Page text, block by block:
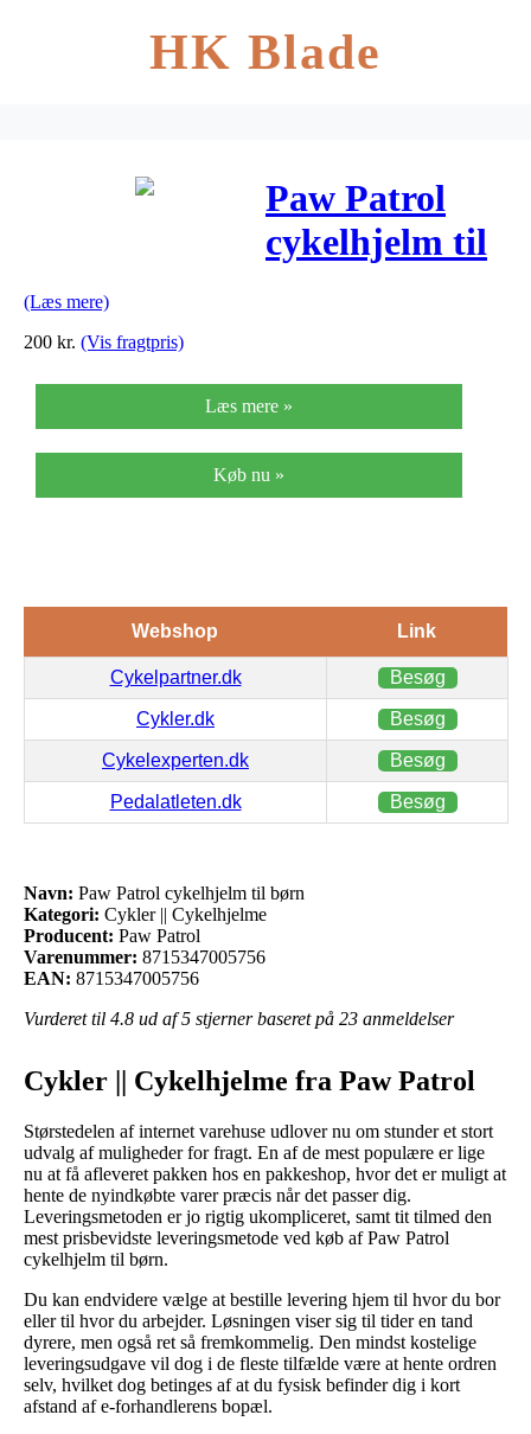
HK Blade
Paw Patrol
cykelhjelm til
(Læs mere)
200 kr. (Vis fragtpris)
Læs mere »
Køb nu »
Webshop Link
Cykelpartner.dk Besøg
Cykler.dk Besøg
Cykelexperten.dk Besøg
Pedalatleten.dk Besøg
Navn: Paw Patrol cykelhjelm til børn
Kategori: Cykler || Cykelhjelme
Producent: Paw Patrol
Varenummer: 8715347005756
EAN: 8715347005756
Vurderet til 4.8 ud af 5 stjerner baseret på 23 anmeldelser
Cykler || Cykelhjelme fra Paw Patrol
Størstedelen af internet varehuse udlover nu om stunder et stort
udvalg af muligheder for fragt. En af de mest populære er lige
nu at få afleveret pakken hos en pakkeshop, hvor det er muligt at
hente de nyindkøbte varer præcis når det passer dig.
Leveringsmetoden er jo rigtig ukompliceret, samt tit tilmed den
mest prisbevidste leveringsmetode ved køb af Paw Patrol
cykelhjelm til børn.
Du kan endvidere vælge at bestille levering hjem til hvor du bor
eller til hvor du arbejder. Løsningen viser sig til tider en tand
dyrere, men også ret så fremkommelig. Den mindst kostelige
leveringsudgave vil dog i de fleste tilfælde være at hente ordren
selv, hvilket dog betinges af at du fysisk befinder dig i kort
afstand af e-forhandlerens bopæl.